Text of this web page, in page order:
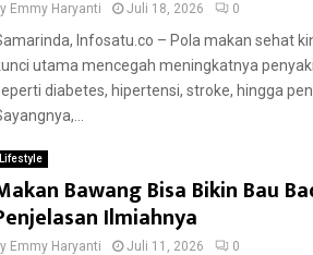
Emmy Haryanti Juli 18, 2026 0
Infosatu.co – Pola makan sehat
utama mencegah meningkatnya
diabetes, hipertensi, stroke, hingga
Lifestyle
Bawang Bisa Bikin Bau
Ilmiahnya
Emmy Haryanti Juli 11, 2026 0